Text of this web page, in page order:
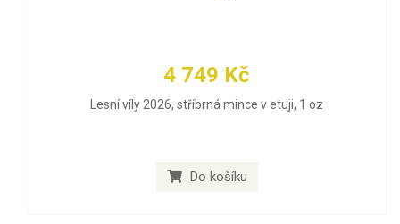
4 749 Kč
Lesní víly 2026, stříbrná mince v etuji, 1 oz
Do košíku